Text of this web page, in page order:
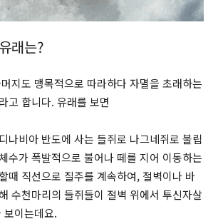
래는?
지도 맹목적으로 따라하다 자멸을 초래하는
고 합니다. 유래를 보면
나비아 반도에 사는 들쥐로 나그네쥐로 불립
수가 폭발적으로 불어나 떼를 지어 이동하는
때 직선으로 질주를 계속하여, 절벽이나 바
수천마리의 들쥐들이 절벽 위에서 투신자살
보이는데요.